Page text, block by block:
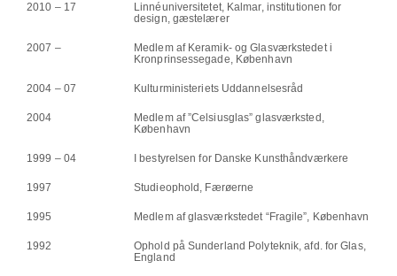
2010 – 17
Linnéuniversitetet, Kalmar, institutionen for
design, gæstelærer
2007 –
Medlem af Keramik- og Glasværkstedet i
Kronprinsessegade, København
2004 – 07 Kulturministeriets Uddannelsesråd
2004
Medlem af ”Celsiusglas” glasværksted,
København
1999 – 04 I bestyrelsen for Danske Kunsthåndværkere
1997 Studieophold, Færøerne
1995 Medlem af glasværkstedet “Fragile”, København
1992
Ophold på Sunderland Polyteknik, afd. for Glas,
England